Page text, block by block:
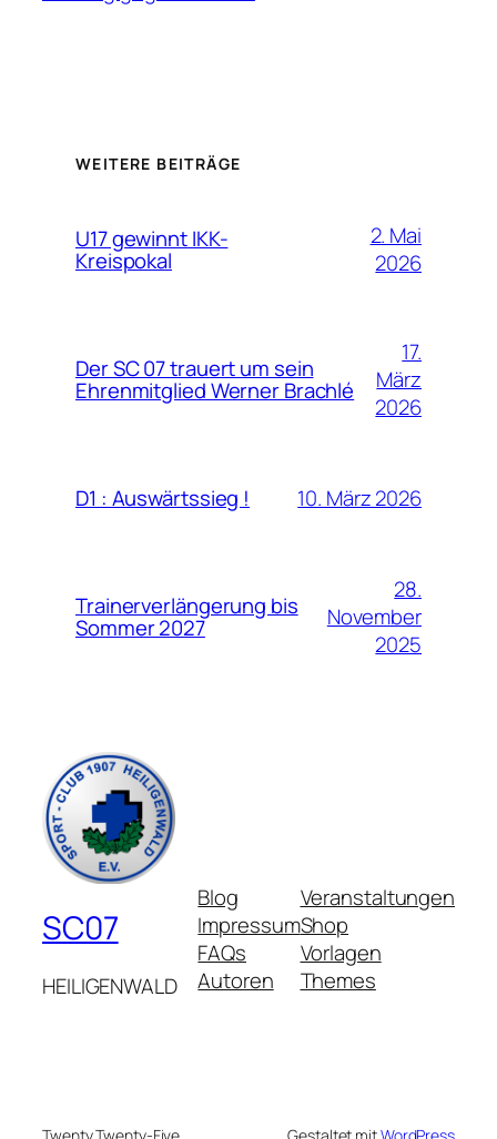
WEITERE BEITRÄGE
U17 gewinnt IKK-
Kreispokal
2. Mai
2026
Der SC 07 trauert um sein
Ehrenmitglied Werner Brachlé
17.
März
2026
D1 : Auswärtssieg ! 10. März 2026
Trainerverlängerung bis
Sommer 2027
28.
November
2025
SC07
HEILIGENWALD
Blog
Impressum
FAQs
Autoren
Veranstaltungen
Shop
Vorlagen
Themes